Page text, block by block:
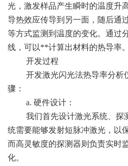
光，激发样品产生瞬时的温度升
导热效应传导到另一面，随后通
等方式监测到温度的变化。通过
线，可以**计算出材料的热导率。
开发过程
开发激光闪光法热导率分析
骤：
a. 硬件设计：
我们首先设计激光系统、探
统需要能够发射短脉冲激光，以
而高灵敏度的探测器则负责实时
化。